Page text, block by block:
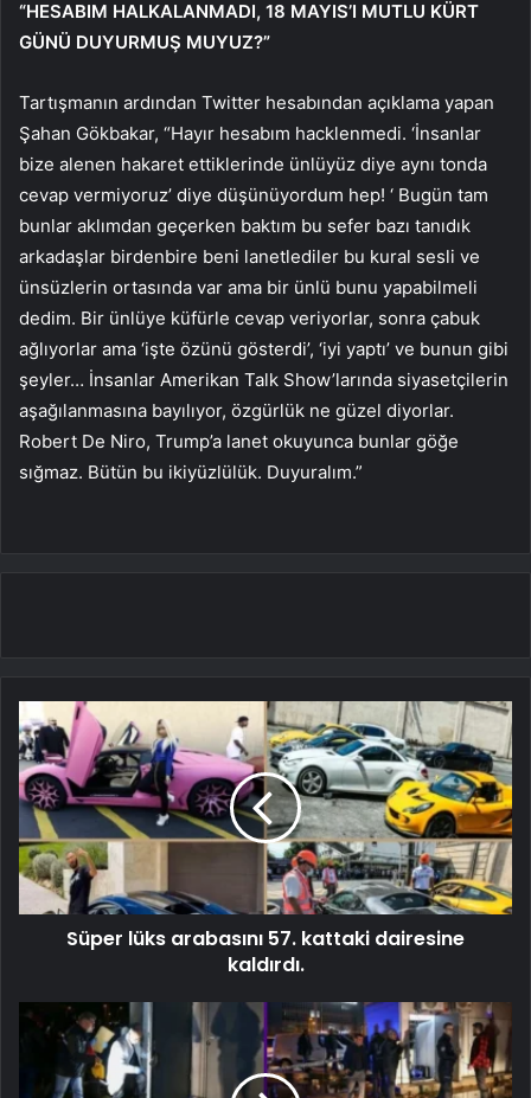
“HESABIM HALKALANMADI, 18 MAYIS’I MUTLU KÜRT
GÜNÜ DUYURMUŞ MUYUZ?”
Tartışmanın ardından Twitter hesabından açıklama yapan
Şahan Gökbakar, “Hayır hesabım hacklenmedi. ‘İnsanlar
bize alenen hakaret ettiklerinde ünlüyüz diye aynı tonda
cevap vermiyoruz’ diye düşünüyordum hep! ‘ Bugün tam
bunlar aklımdan geçerken baktım bu sefer bazı tanıdık
arkadaşlar birdenbire beni lanetlediler bu kural sesli ve
ünsüzlerin ortasında var ama bir ünlü bunu yapabilmeli
dedim. Bir ünlüye küfürle cevap veriyorlar, sonra çabuk
ağlıyorlar ama ‘işte özünü gösterdi’, ‘iyi yaptı’ ve bunun gibi
şeyler… İnsanlar Amerikan Talk Show’larında siyasetçilerin
aşağılanmasına bayılıyor, özgürlük ne güzel diyorlar.
Robert De Niro, Trump’a lanet okuyunca bunlar göğe
sığmaz. Bütün bu ikiyüzlülük. Duyuralım.”
Süper lüks arabasını 57. kattaki dairesine
kaldırdı.